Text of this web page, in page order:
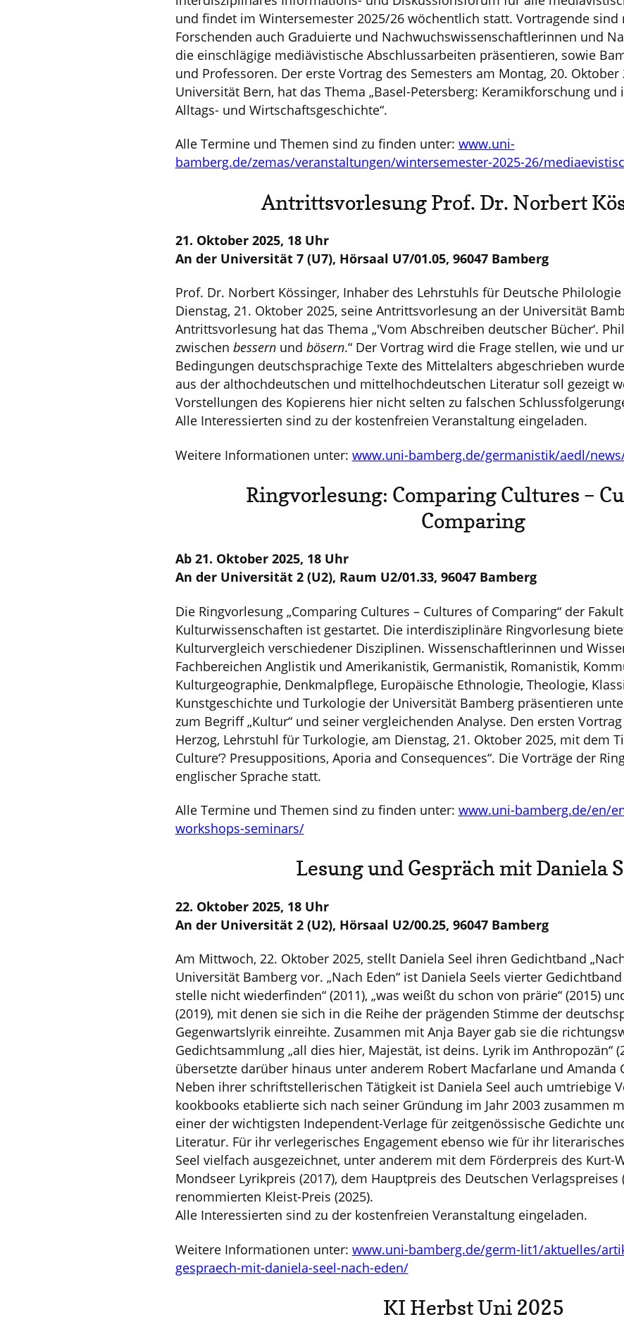
und findet im Wintersemester 2025/26 wöchentlich statt. Vortragende sind
Forschenden auch Graduierte und Nachwuchswissenschaftlerinnen und
die einschlägige mediävistische Abschlussarbeiten präsentieren, sowie
und Professoren. Der erste Vortrag des Semesters am Montag, 20. Oktober
Universität Bern, hat das Thema „Basel-Petersberg: Keramikforschung und
Alltags- und Wirtschaftsgeschichte“.
Alle Termine und Themen sind zu finden unter: www.uni-
bamberg.de/zemas/veranstaltungen/wintersemester-2025-26/
Antrittsvorlesung Prof. Dr. Norbert
21. Oktober 2025, 18 Uhr
An der Universität 7 (U7), Hörsaal U7/01.05, 96047 Bamberg
Prof. Dr. Norbert Kössinger, Inhaber des Lehrstuhls für Deutsche
Dienstag, 21. Oktober 2025, seine Antrittsvorlesung an der Universität
Antrittsvorlesung hat das Thema „'Vom Abschreiben deutscher Bücher‘.
zwischen bessern und bösern.“ Der Vortrag wird die Frage stellen, wie und
Bedingungen deutschsprachige Texte des Mittelalters abgeschrieben
aus der althochdeutschen und mittelhochdeutschen Literatur soll gezeigt
Vorstellungen des Kopierens hier nicht selten zu falschen
Alle Interessierten sind zu der kostenfreien Veranstaltung eingeladen.
Weitere Informationen unter: www.uni-bamberg.de/germanistik/aedl/
Ringvorlesung: Comparing Cultures –
Comparing
Ab 21. Oktober 2025, 18 Uhr
An der Universität 2 (U2), Raum U2/01.33, 96047 Bamberg
Die Ringvorlesung „Comparing Cultures – Cultures of Comparing“ der
Kulturwissenschaften ist gestartet. Die interdisziplinäre Ringvorlesung
Kulturvergleich verschiedener Disziplinen. Wissenschaftlerinnen und
Fachbereichen Anglistik und Amerikanistik, Germanistik, Romanistik,
Kulturgeographie, Denkmalpflege, Europäische Ethnologie, Theologie,
Kunstgeschichte und Turkologie der Universität Bamberg präsentieren
zum Begriff „Kultur“ und seiner vergleichenden Analyse. Den ersten
Herzog, Lehrstuhl für Turkologie, am Dienstag, 21. Oktober 2025, mit dem
Culture‘? Presuppositions, Aporia and Consequences“. Die Vorträge der
englischer Sprache statt.
Alle Termine und Themen sind zu finden unter: www.uni-bamberg.de/en/
workshops-seminars/
Lesung und Gespräch mit Daniela
22. Oktober 2025, 18 Uhr
An der Universität 2 (U2), Hörsaal U2/00.25, 96047 Bamberg
Am Mittwoch, 22. Oktober 2025, stellt Daniela Seel ihren Gedichtband
Universität Bamberg vor. „Nach Eden“ ist Daniela Seels vierter
stelle nicht wiederfinden“ (2011), „was weißt du schon von prärie“ (2015)
(2019), mit denen sie sich in die Reihe der prägenden Stimme der
Gegenwartslyrik einreihte. Zusammen mit Anja Bayer gab sie die
Gedichtsammlung „all dies hier, Majestät, ist deins. Lyrik im Anthropozän“
übersetzte darüber hinaus unter anderem Robert Macfarlane und Amanda
Neben ihrer schriftstellerischen Tätigkeit ist Daniela Seel auch umtriebige
kookbooks etablierte sich nach seiner Gründung im Jahr 2003 zusammen
einer der wichtigsten Independent-Verlage für zeitgenössische Gedichte
Literatur. Für ihr verlegerisches Engagement ebenso wie für ihr
Seel vielfach ausgezeichnet, unter anderem mit dem Förderpreis des Kurt-
Mondseer Lyrikpreis (2017), dem Hauptpreis des Deutschen
renommierten Kleist-Preis (2025).
Alle Interessierten sind zu der kostenfreien Veranstaltung eingeladen.
Weitere Informationen unter: www.uni-bamberg.de/germ-lit1/aktuelles/
gespraech-mit-daniela-seel-nach-eden/
KI Herbst Uni 2025